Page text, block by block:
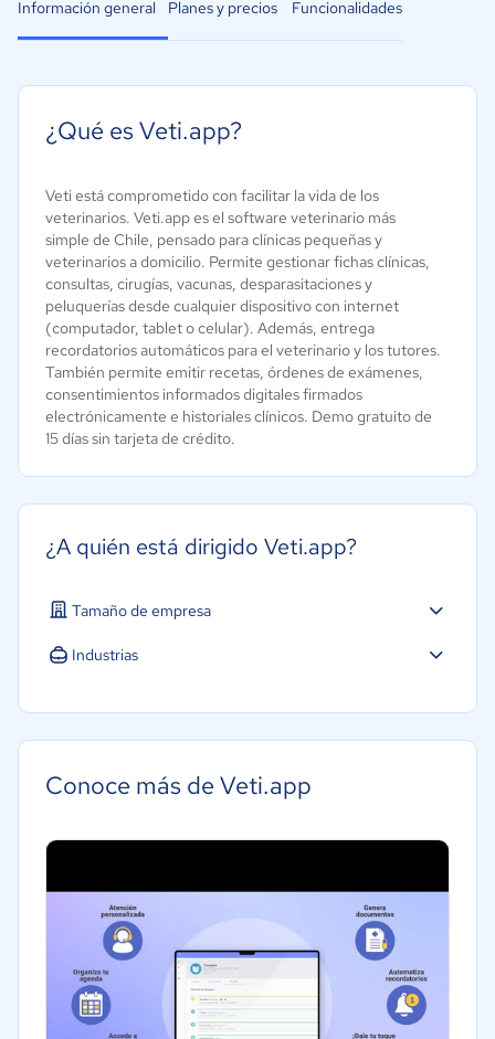
Información general Planes y precios Funcionalidades
¿Qué es Veti.app?
Veti está comprometido con facilitar la vida de los
veterinarios. Veti.app es el software veterinario más
simple de Chile, pensado para clínicas pequeñas y
veterinarios a domicilio. Permite gestionar fichas clínicas,
consultas, cirugías, vacunas, desparasitaciones y
peluquerías desde cualquier dispositivo con internet
(computador, tablet o celular). Además, entrega
recordatorios automáticos para el veterinario y los tutores.
También permite emitir recetas, órdenes de exámenes,
consentimientos informados digitales firmados
electrónicamente e historiales clínicos. Demo gratuito de
15 días sin tarjeta de crédito.
¿A quién está dirigido Veti.app?
Tamaño de empresa
Micro: 1 a 9 trabajadores
Industrias
Conoce más de Veti.app